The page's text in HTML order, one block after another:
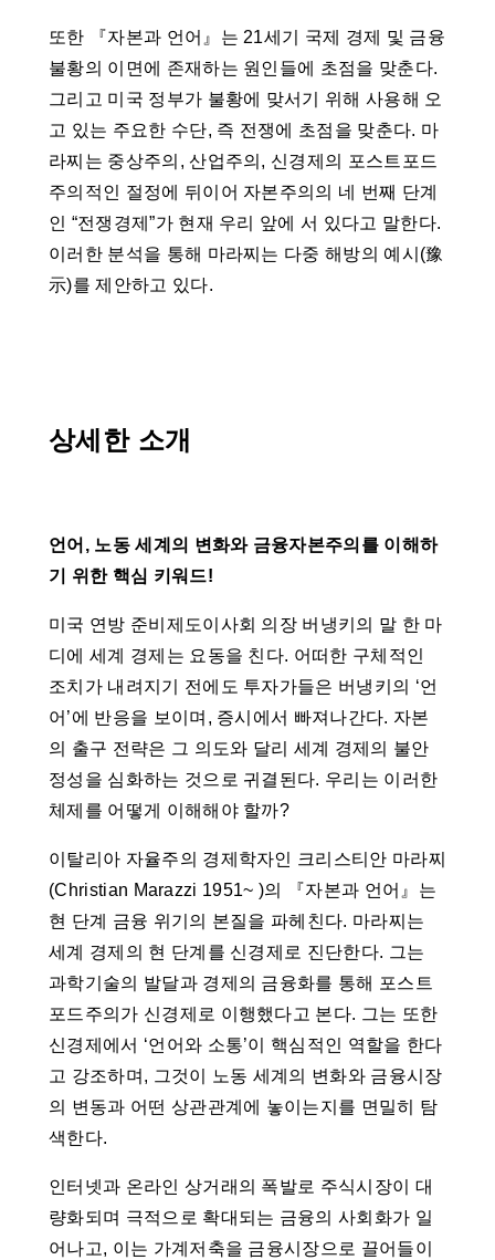
또한 『자본과 언어』는 21세기 국제 경제 및 금융
불황의 이면에 존재하는 원인들에 초점을 맞춘다.
그리고 미국 정부가 불황에 맞서기 위해 사용해 오
고 있는 주요한 수단, 즉 전쟁에 초점을 맞춘다. 마
라찌는 중상주의, 산업주의, 신경제의 포스트포드
주의적인 절정에 뒤이어 자본주의의 네 번째 단계
인 “전쟁경제”가 현재 우리 앞에 서 있다고 말한다.
이러한 분석을 통해 마라찌는 다중 해방의 예시(豫
示)를 제안하고 있다.
상세한 소개
언어, 노동 세계의 변화와 금융자본주의를 이해하
기 위한 핵심 키워드!
미국 연방 준비제도이사회 의장 버냉키의 말 한 마
디에 세계 경제는 요동을 친다. 어떠한 구체적인
조치가 내려지기 전에도 투자가들은 버냉키의 ‘언
어’에 반응을 보이며, 증시에서 빠져나간다. 자본
의 출구 전략은 그 의도와 달리 세계 경제의 불안
정성을 심화하는 것으로 귀결된다. 우리는 이러한
체제를 어떻게 이해해야 할까?
이탈리아 자율주의 경제학자인 크리스티안 마라찌
(Christian Marazzi 1951~ )의 『자본과 언어』는
현 단계 금융 위기의 본질을 파헤친다. 마라찌는
세계 경제의 현 단계를 신경제로 진단한다. 그는
과학기술의 발달과 경제의 금융화를 통해 포스트
포드주의가 신경제로 이행했다고 본다. 그는 또한
신경제에서 ‘언어와 소통’이 핵심적인 역할을 한다
고 강조하며, 그것이 노동 세계의 변화와 금융시장
의 변동과 어떤 상관관계에 놓이는지를 면밀히 탐
색한다.
인터넷과 온라인 상거래의 폭발로 주식시장이 대
량화되며 극적으로 확대되는 금융의 사회화가 일
어나고, 이는 가계저축을 금융시장으로 끌어들이